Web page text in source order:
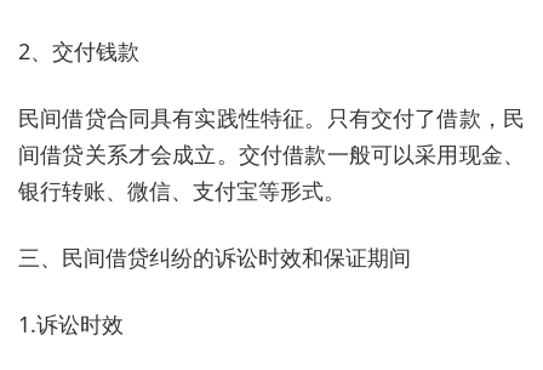
2、交付钱款
民间借贷合同具有实践性特征。只有交付了借款，民
间借贷关系才会成立。交付借款一般可以采用现金、
银行转账、微信、支付宝等形式。
三、民间借贷纠纷的诉讼时效和保证期间
1.诉讼时效